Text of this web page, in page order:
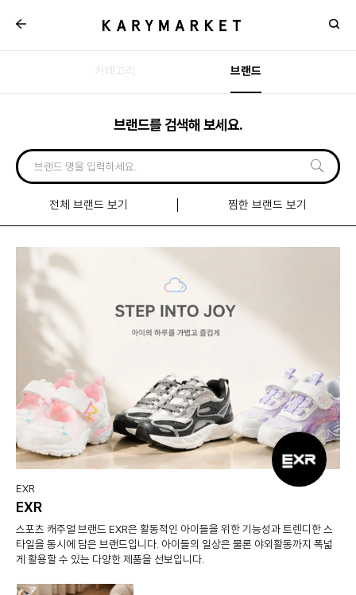
카테고리 브랜드
브랜드를 검색해 보세요.
전체 브랜드 보기 찜한 브랜드 보기
입점
브랜드
EXR
EXR
스포츠 캐주얼 브랜드 EXR은 활동적인 아이들을 위한 기능성과 트렌디한 스
타일을 동시에 담은 브랜드입니다. 아이들의 일상은 물론 야외활동까지 폭넓
게 활용할 수 있는 다양한 제품을 선보입니다.